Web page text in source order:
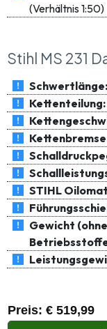
(Verhältnis 1:50)
Stihl MS 231
Schwertlänge:
Kettenteilung:
STIHL
Gewicht
Preis: € 519,99